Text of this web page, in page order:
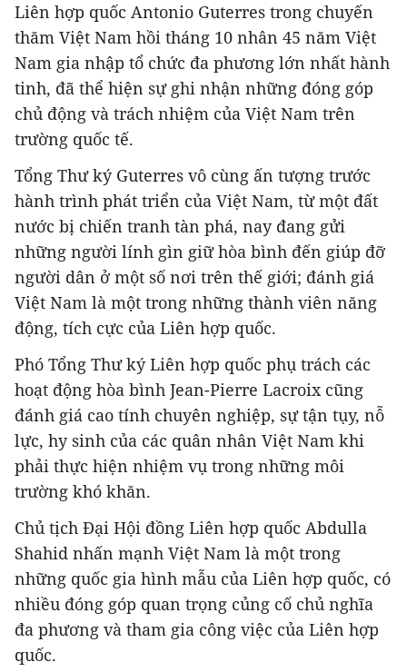
Liên hợp quốc Antonio Guterres trong chuyến
thăm Việt Nam hồi tháng 10 nhân 45 năm Việt
Nam gia nhập tổ chức đa phương lớn nhất hành
tinh, đã thể hiện sự ghi nhận những đóng góp
chủ động và trách nhiệm của Việt Nam trên
trường quốc tế.
Tổng Thư ký Guterres vô cùng ấn tượng trước
hành trình phát triển của Việt Nam, từ một đất
nước bị chiến tranh tàn phá, nay đang gửi
những người lính gìn giữ hòa bình đến giúp đỡ
người dân ở một số nơi trên thế giới; đánh giá
Việt Nam là một trong những thành viên năng
động, tích cực của Liên hợp quốc.
Phó Tổng Thư ký Liên hợp quốc phụ trách các
hoạt động hòa bình Jean-Pierre Lacroix cũng
đánh giá cao tính chuyên nghiệp, sự tận tụy, nỗ
lực, hy sinh của các quân nhân Việt Nam khi
phải thực hiện nhiệm vụ trong những môi
trường khó khăn.
Chủ tịch Đại Hội đồng Liên hợp quốc Abdulla
Shahid nhấn mạnh Việt Nam là một trong
những quốc gia hình mẫu của Liên hợp quốc, có
nhiều đóng góp quan trọng củng cố chủ nghĩa
đa phương và tham gia công việc của Liên hợp
quốc.